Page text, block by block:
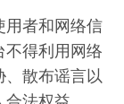
者和网络信
不得利用网络
、散布谣言以